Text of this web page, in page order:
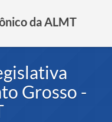
da ALMT
Grosso -